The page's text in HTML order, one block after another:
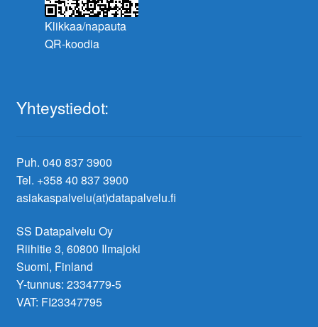
Klikkaa/napauta
QR-koodia
Yhteystiedot:
Puh. 040 837 3900
Tel. +358 40 837 3900
asiakaspalvelu(at)datapalvelu.fi
SS Datapalvelu Oy
Riihitie 3, 60800 Ilmajoki
Suomi, Finland
Y-tunnus: 2334779-5
VAT: FI23347795